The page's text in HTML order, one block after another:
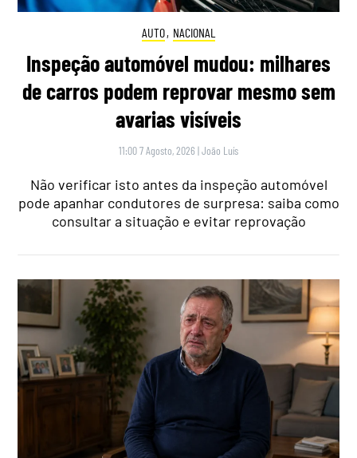
AUTO, NACIONAL
Inspeção automóvel mudou: milhares
de carros podem reprovar mesmo sem
avarias visíveis
11:00 7 Agosto, 2026 |João Luís
Não verificar isto antes da inspeção automóvel
pode apanhar condutores de surpresa: saiba como
consultar a situação e evitar reprovação